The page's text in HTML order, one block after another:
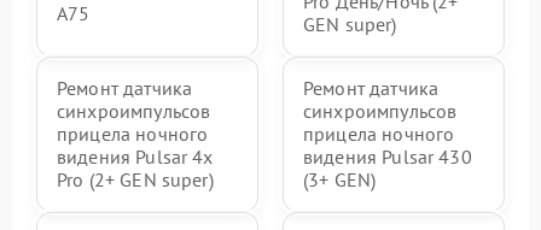
A75
GEN super)
Ремонт датчика
синхроимпульсов
прицела ночного
видения Pulsar 4x
Pro (2+ GEN super)
Ремонт датчика
синхроимпульсов
прицела ночного
видения Pulsar 430
(3+ GEN)